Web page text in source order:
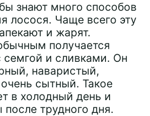
знают много способов
лосося. Чаще всего эту
и жарят.
получается
и сливками. Он
наваристый,
сытный. Такое
в холодный день и
трудного дня.